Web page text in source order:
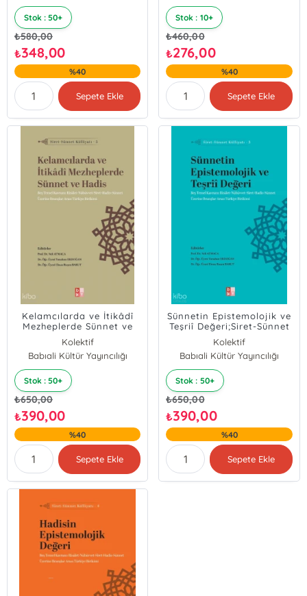
Stok : 50+
₺580,00
₺348,00
%40
Sepete Ekle
Stok : 10+
₺460,00
₺276,00
%40
Sepete Ekle
Kelamcılarda ve İtikâdî
Mezheplerde Sünnet ve
Hadis;Siret-Sünnet
Külliyatı - 5
Kolektif
Babıali Kültür Yayıncılığı
Stok : 50+
₺650,00
₺390,00
%40
Sepete Ekle
Sünnetin Epistemolojik ve
Teşriî Değeri;Siret-Sünnet
Külliyatı - 3
Kolektif
Babıali Kültür Yayıncılığı
Stok : 50+
₺650,00
₺390,00
%40
Sepete Ekle